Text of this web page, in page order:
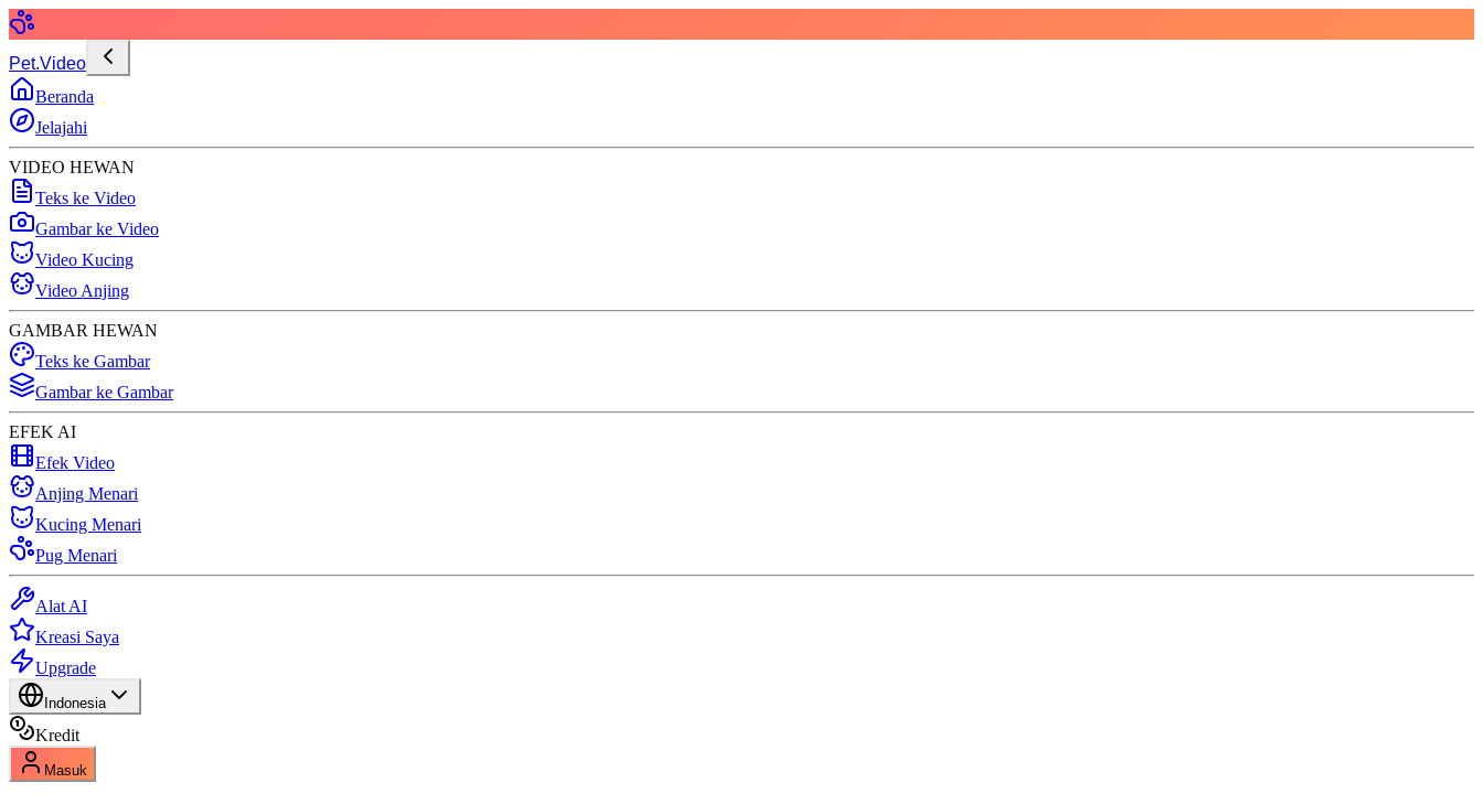
Pet.Video
Beranda
Jelajahi
VIDEO HEWAN
Teks ke Video
Gambar ke Video
Video Kucing
Video Anjing
GAMBAR HEWAN
Teks ke Gambar
Gambar ke Gambar
EFEK AI
Efek Video
Anjing Menari
Kucing Menari
Pug Menari
Alat AI
Kreasi Saya
Upgrade
Indonesia
Kredit
Masuk